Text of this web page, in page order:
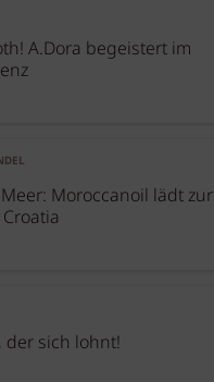
A.Dora begeistert im
Moroccanoil lädt zur
der sich lohnt!